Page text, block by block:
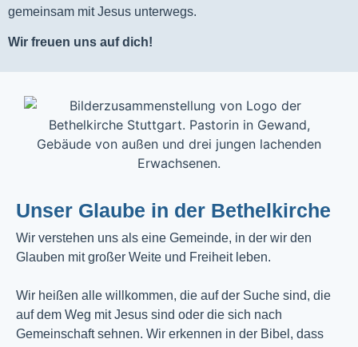
gemeinsam mit Jesus unterwegs.
Wir freuen uns auf dich!
Unser Glaube in der Bethelkirche
Wir verstehen uns als eine Gemeinde, in der wir den
Glauben mit großer Weite und Freiheit leben.
Wir heißen alle willkommen, die auf der Suche sind, die
auf dem Weg mit Jesus sind oder die sich nach
Gemeinschaft sehnen. Wir erkennen in der Bibel, dass